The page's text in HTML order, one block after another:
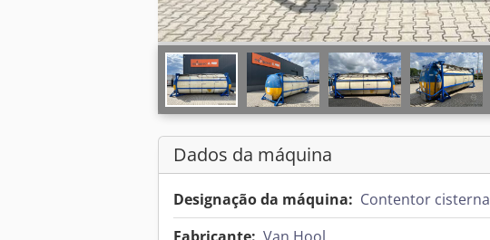
Dados da máquina
Designação da máquina: Contentor cisterna